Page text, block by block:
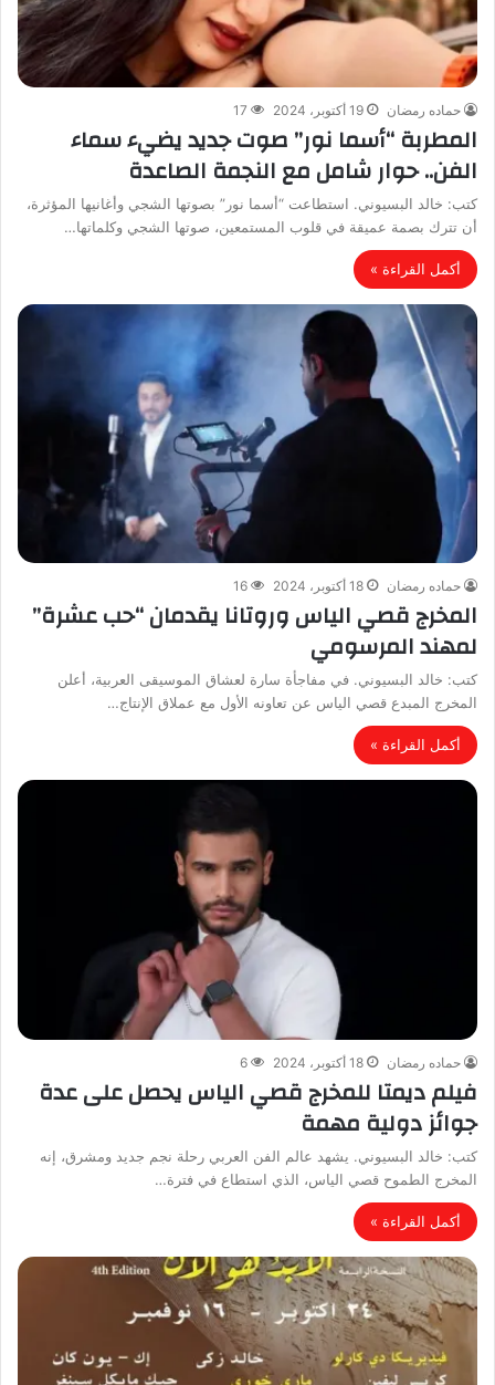
حماده رمضان 19 أكتوبر، 2024 17
المطربة “أسما نور” صوت جديد يضيء سماء
الفن.. حوار شامل مع النجمة الصاعدة
كتب: خالد البسيوني. استطاعت “أسما نور” بصوتها الشجي وأغانيها المؤثرة،
أن تترك بصمة عميقة في قلوب المستمعين، صوتها الشجي وكلماتها…
أكمل القراءة »
حماده رمضان 18 أكتوبر، 2024 16
المخرج قصي الياس وروتانا يقدمان “حب عشرة”
لمهند المرسومي
كتب: خالد البسيوني. في مفاجأة سارة لعشاق الموسيقى العربية، أعلن
المخرج المبدع قصي الياس عن تعاونه الأول مع عملاق الإنتاج…
أكمل القراءة »
حماده رمضان 18 أكتوبر، 2024 6
فيلم ديمتا للمخرج قصي الياس يحصل على عدة
جوائز دولية مهمة
كتب: خالد البسيوني. يشهد عالم الفن العربي رحلة نجم جديد ومشرق، إنه
المخرج الطموح قصي الياس، الذي استطاع في فترة…
أكمل القراءة »